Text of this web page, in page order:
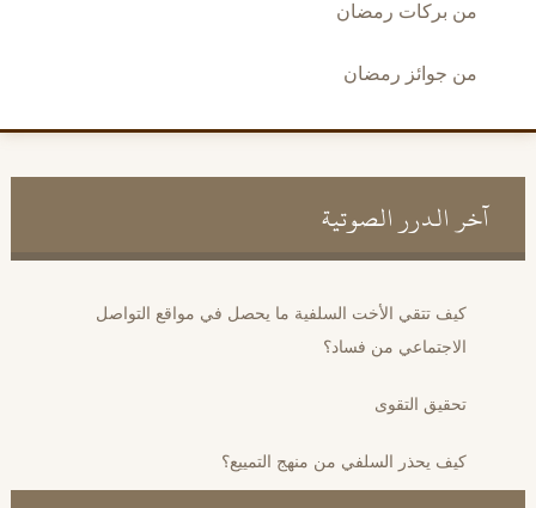
من بركات رمضان
من جوائز رمضان
آخر الدرر الصوتية
كيف تتقي الأخت السلفية ما يحصل في مواقع التواصل
الاجتماعي من فساد؟
تحقيق التقوى
كيف يحذر السلفي من منهج التمييع؟